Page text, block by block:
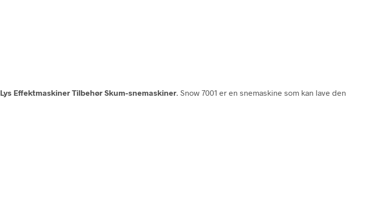
Lys Effektmaskiner Tilbehør Skum-snemaskiner . Snow 7001 er en snemaskine som kan lave den